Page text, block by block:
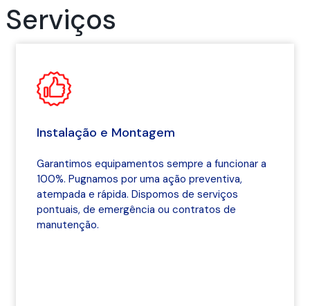
Serviços
Instalação e Montagem
Garantimos equipamentos sempre a funcionar a
100%. Pugnamos por uma ação preventiva,
atempada e rápida. Dispomos de serviços
pontuais, de emergência ou contratos de
manutenção.